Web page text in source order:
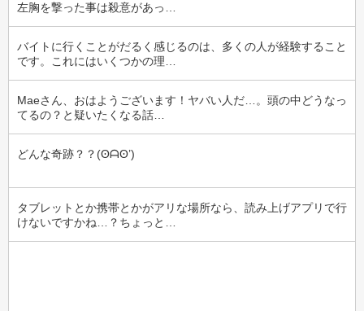
左胸を撃った事は殺意があっ…
バイトに行くことがだるく感じるのは、多くの人が経験すること
です。これにはいくつかの理…
Maeさん、おはようございます！ヤバい人だ…。頭の中どうなっ
てるの？と疑いたくなる話…
どんな奇跡？？(⁠ʘ⁠ᗩ⁠ʘ⁠’⁠)
タブレットとか携帯とかがアリな場所なら、読み上げアプリで行
けないですかね…？ちょっと…